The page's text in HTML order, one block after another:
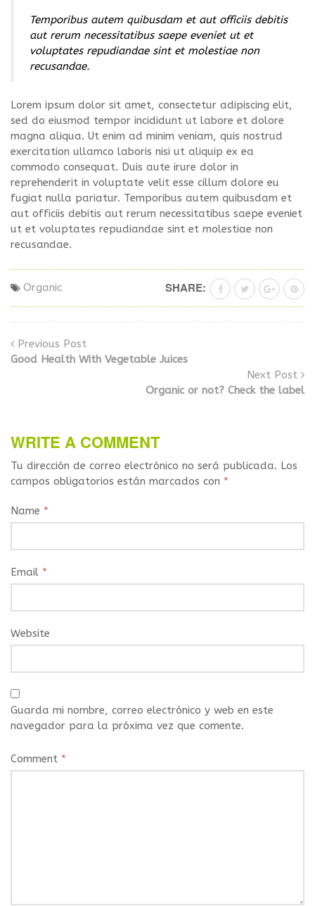
Temporibus autem quibusdam et aut officiis debitis
aut rerum necessitatibus saepe eveniet ut et
voluptates repudiandae sint et molestiae non
recusandae.
Lorem ipsum dolor sit amet, consectetur adipiscing elit,
sed do eiusmod tempor incididunt ut labore et dolore
magna aliqua. Ut enim ad minim veniam, quis nostrud
exercitation ullamco laboris nisi ut aliquip ex ea
commodo consequat. Duis aute irure dolor in
reprehenderit in voluptate velit esse cillum dolore eu
fugiat nulla pariatur. Temporibus autem quibusdam et
aut officiis debitis aut rerum necessitatibus saepe eveniet
ut et voluptates repudiandae sint et molestiae non
recusandae.
Organic SHARE:
Previous Post
Good Health With Vegetable Juices
Next Post
Organic or not? Check the label
WRITE A COMMENT
Tu dirección de correo electrónico no será publicada. Los
campos obligatorios están marcados con *
Name *
Email *
Website
Guarda mi nombre, correo electrónico y web en este
navegador para la próxima vez que comente.
Comment *